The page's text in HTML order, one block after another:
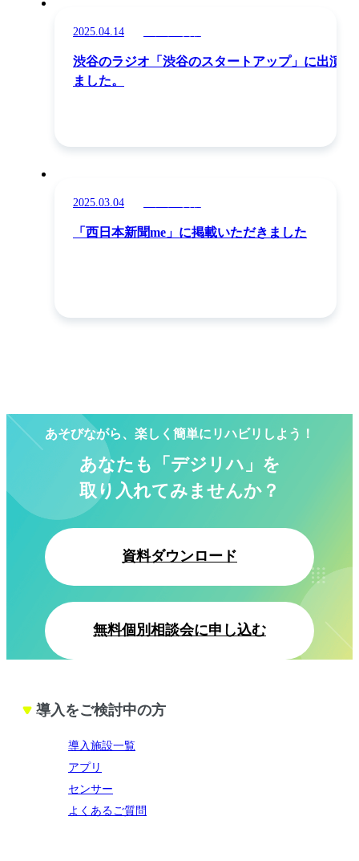
2025.04.14
渋谷のラジオ「渋谷のスタートアップ」に出演し
ました。
2025.03.04
「西日本新聞me」に掲載いただきました
あそびながら、楽しく簡単にリハビリしよう！
あなたも「デジリハ」を
取り入れてみませんか？
資料ダウンロード
無料個別相談会に申し込む
導入をご検討中の方
導入施設一覧
アプリ
センサー
よくあるご質問